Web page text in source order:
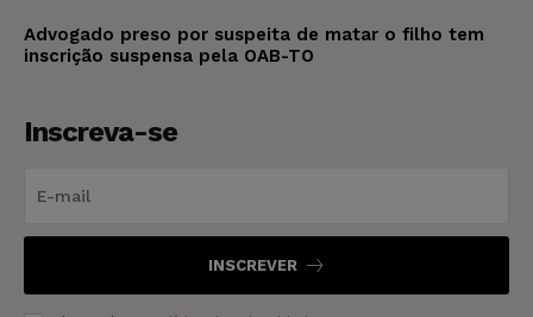
Advogado preso por suspeita de matar o filho tem
inscrição suspensa pela OAB-TO
Inscreva-se
INSCREVER